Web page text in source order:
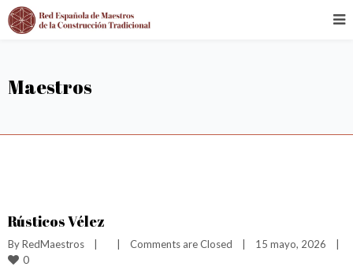
Maestros
Rústicos Vélez
By RedMaestros Comments are Closed 15 mayo, 2026
0